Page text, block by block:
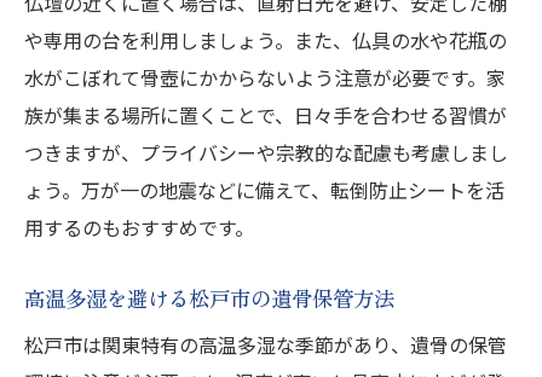
お墓放置時の法律上の責任と対策方法
無縁墓化を防ぐための法的なポイント解説
お墓放置による家族間トラブルへの備え方
管理費未払いが招くリスクと法的対応策
遺骨管理や費用負担を家族で話し合う重要性
松戸市でお墓購入前に家族で考えるべきこ
管理費や遺骨保管の分担方法を話し合う利
点
や専用の台を利用しましょう。また、仏具の水や花瓶の
水がこぼれて骨壺にかからないよう注意が必要です。家
族が集まる場所に置くことで、日々手を合わせる習慣が
つきますが、プライバシーや宗教的な配慮も考慮しまし
ょう。万が一の地震などに備えて、転倒防止シートを活
用するのもおすすめです。
高温多湿を避ける松戸市の遺骨保管方法
松戸市は関東特有の高温多湿な季節があり、遺骨の保管